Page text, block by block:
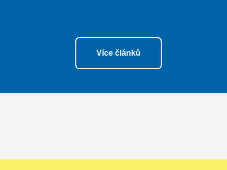
Více článků